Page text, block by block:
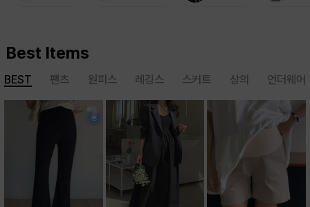
Best Items
BEST 팬츠 원피스 레깅스 스커트 상의 언더웨어